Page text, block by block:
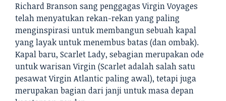
Richard Branson sang penggagas Virgin Voyages
telah menyatukan rekan-rekan yang paling
menginspirasi untuk membangun sebuah kapal
yang layak untuk menembus batas (dan ombak).
Kapal baru, Scarlet Lady, sebagian merupakan ode
untuk warisan Virgin (Scarlet adalah salah satu
pesawat Virgin Atlantic paling awal), tetapi juga
merupakan bagian dari janji untuk masa depan